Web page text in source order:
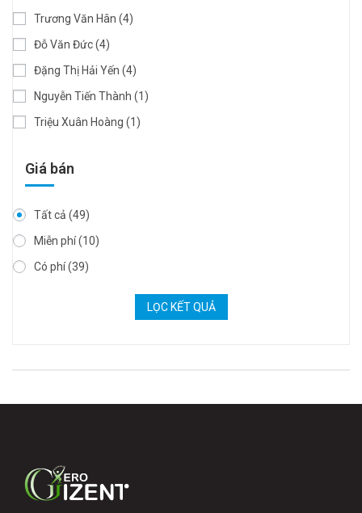
Trương Văn Hân (4)
Đỗ Văn Đức(4)
Đặng Thị Hải Yến (4)
Nguyễn Tiến Thành (1)
Triệu Xuân Hoàng (1)
Giá bán
Tất cả (49)
Miễn phí(10)
Có phí(39)
LỌC KẾT QUẢ